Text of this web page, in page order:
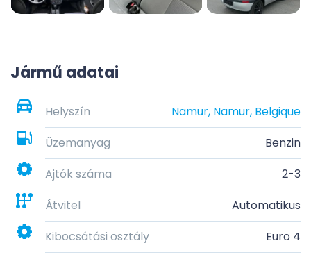
Jármű adatai
Helyszín
Namur, Namur, Belgique
Üzemanyag
Benzin
Ajtók száma
2-3
Átvitel
Automatikus
Kibocsátási osztály
Euro 4